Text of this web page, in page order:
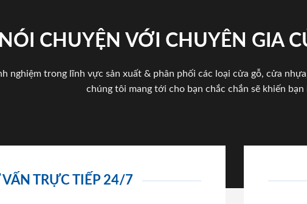
NÓI CHUYỆN VỚI CHUYÊN GIA
nghiệm trong lĩnh vực sản xuất & phân phối các loại cửa gỗ, cửa
chúng tôi mang tới cho bạn chắc chắn sẽ khiến
TRỰC TIẾP 24/7